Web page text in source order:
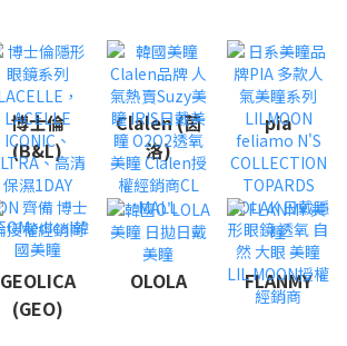
博士倫
(B&L)
Clalen (茵
洛)
pia
GEOLICA
(GEO)
OLOLA FLANMY